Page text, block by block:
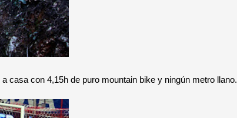
casa con 4,15h de puro mountain bike y ningún metro llano.